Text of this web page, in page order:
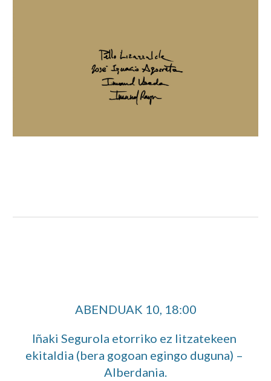
ABENDUAK 10, 18:00
Iñaki Segurola etorriko ez litzatekeen
ekitaldia (bera gogoan egingo duguna) –
Alberdania.